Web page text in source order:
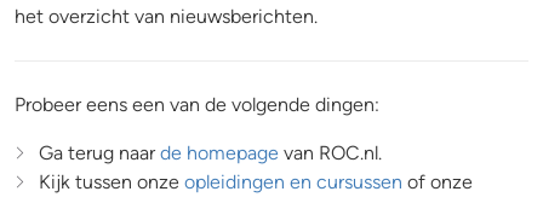
het overzicht van nieuwsberichten.
Probeer eens een van de volgende dingen:
Ga terug naar de homepage van ROC.nl.
Kijk tussen onze opleidingen en cursussen of onze